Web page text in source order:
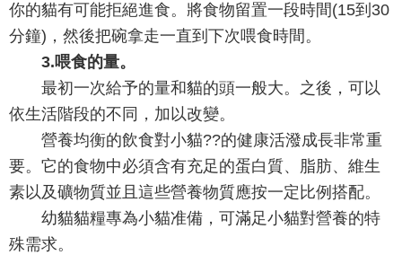
你的貓有可能拒絕進食。將食物留置一段時間(15到30
分鐘)，然後把碗拿走一直到下次喂食時間。
3.喂食的量。
最初一次給予的量和貓的頭一般大。之後，可以
依生活階段的不同，加以改變。
營養均衡的飲食對小貓??的健康活潑成長非常重
要。它的食物中必須含有充足的蛋白質、脂肪、維生
素以及礦物質並且這些營養物質應按一定比例搭配。
幼貓貓糧專為小貓准備，可滿足小貓對營養的特
殊需求。